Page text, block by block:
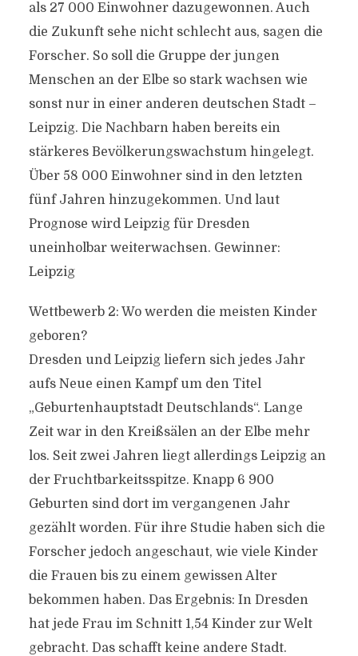
als 27 000 Einwohner dazugewonnen. Auch
die Zukunft sehe nicht schlecht aus, sagen die
Forscher. So soll die Gruppe der jungen
Menschen an der Elbe so stark wachsen wie
sonst nur in einer anderen deutschen Stadt –
Leipzig. Die Nachbarn haben bereits ein
stärkeres Bevölkerungswachstum hingelegt.
Über 58 000 Einwohner sind in den letzten
fünf Jahren hinzugekommen. Und laut
Prognose wird Leipzig für Dresden
uneinholbar weiterwachsen. Gewinner:
Leipzig
Wettbewerb 2: Wo werden die meisten Kinder
geboren?
Dresden und Leipzig liefern sich jedes Jahr
aufs Neue einen Kampf um den Titel
„Geburtenhauptstadt Deutschlands“. Lange
Zeit war in den Kreißsälen an der Elbe mehr
los. Seit zwei Jahren liegt allerdings Leipzig an
der Fruchtbarkeitsspitze. Knapp 6 900
Geburten sind dort im vergangenen Jahr
gezählt worden. Für ihre Studie haben sich die
Forscher jedoch angeschaut, wie viele Kinder
die Frauen bis zu einem gewissen Alter
bekommen haben. Das Ergebnis: In Dresden
hat jede Frau im Schnitt 1,54 Kinder zur Welt
gebracht. Das schafft keine andere Stadt.